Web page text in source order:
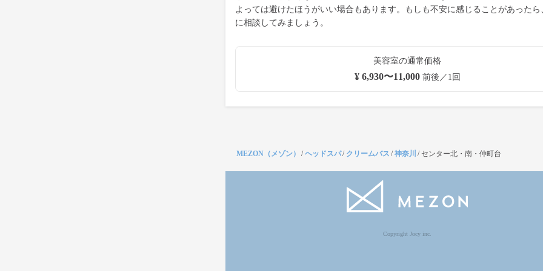
よっては避けたほうがいい場合もあります。もしも不安に感じることがあったら
に相談してみましょう。
美容室の通常価格
¥ 6,930〜11,000前後／1回
MEZON（メゾン） /ヘッドスパ/ クリームバス /神奈川 / センター北・南・仲町台
Copyright Jocy inc.